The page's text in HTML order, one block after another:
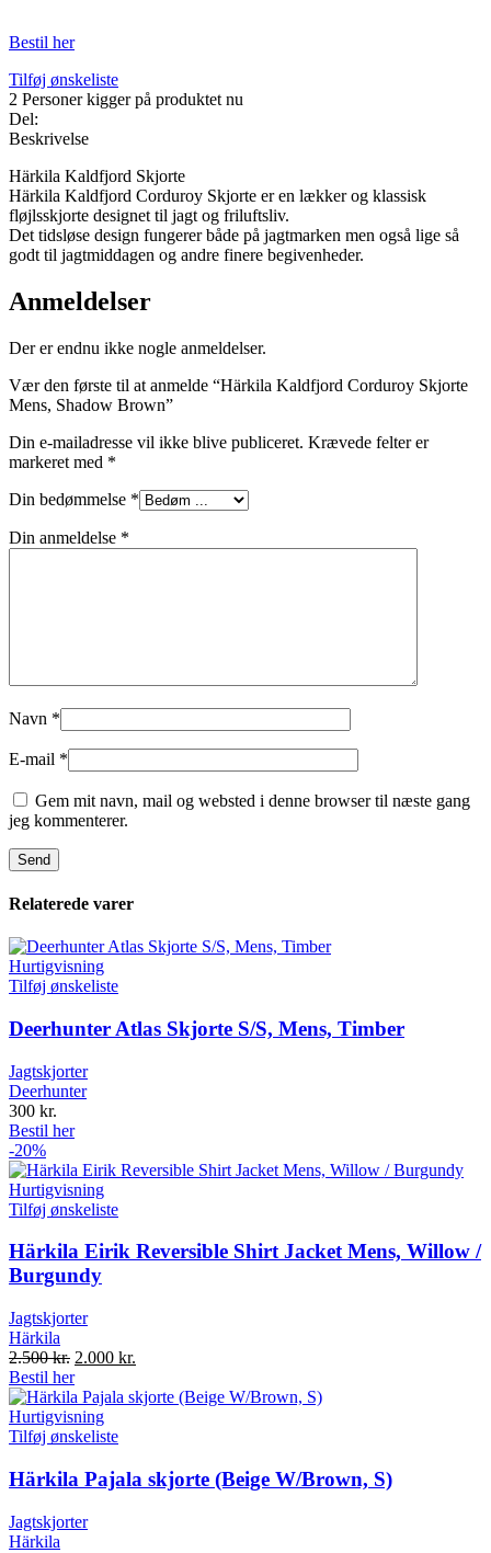
Bestil her
Tilføj ønskeliste
2 Personer kigger på produktet nu
Del:
Beskrivelse
Härkila Kaldfjord Skjorte
Härkila Kaldfjord Corduroy Skjorte er en lækker og klassisk
fløjlsskjorte designet til jagt og friluftsliv.
Det tidsløse design fungerer både på jagtmarken men også lige så
godt til jagtmiddagen og andre finere begivenheder.
Anmeldelser
Der er endnu ikke nogle anmeldelser.
Vær den første til at anmelde “Härkila Kaldfjord Corduroy Skjorte
Mens, Shadow Brown”
Din e-mailadresse vil ikke blive publiceret. Krævede felter er
markeret med *
Din bedømmelse *
Din anmeldelse *
Navn *
E-mail *
Gem mit navn, mail og websted i denne browser til næste gang
jeg kommenterer.
Relaterede varer
Hurtigvisning
Tilføj ønskeliste
Deerhunter Atlas Skjorte S/S, Mens, Timber
Jagtskjorter
Deerhunter
300 kr.
Bestil her
-20%
Hurtigvisning
Tilføj ønskeliste
Härkila Eirik Reversible Shirt Jacket Mens, Willow /
Burgundy
Jagtskjorter
Härkila
2.500kr. Original
price
was:
2.500 kr..
2.000 kr.
is:
Bestil her
Hurtigvisning
Tilføj ønskeliste
Härkila Pajala skjorte (Beige W/Brown, S)
Jagtskjorter
Härkila